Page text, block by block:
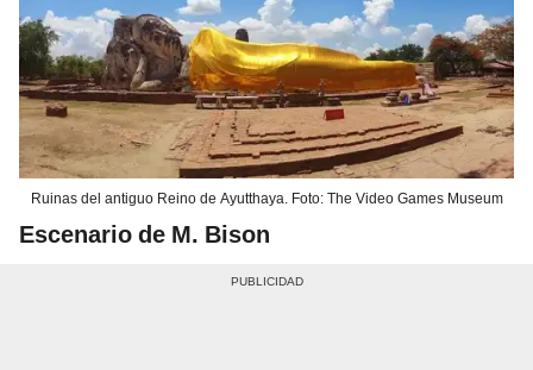
Ruinas del antiguo Reino de Ayutthaya. Foto: The Video Games Museum
Escenario de M. Bison